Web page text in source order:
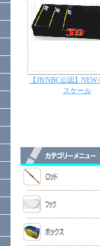
【JB/NBC公認】
スケール